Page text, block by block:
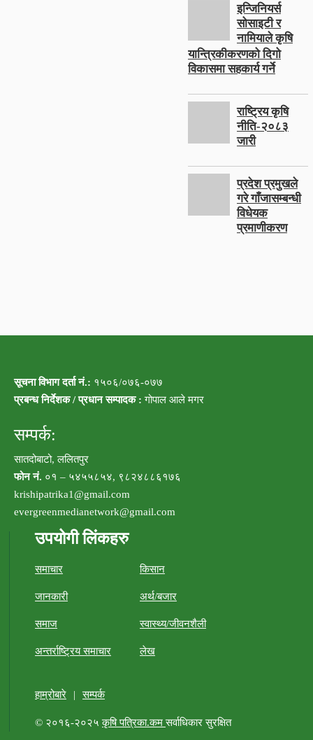
इन्जिनियर्स
सोसाइटी र
नामियाले कृषि
यान्त्रिकीकरणको दिगो
विकासमा सहकार्य गर्ने
राष्ट्रिय कृषि
नीति-२०८३
जारी
प्रदेश प्रमुखले
गरे गाँजासम्बन्धी
विधेयक
प्रमाणीकरण
सूचना विभाग दर्ता नं.: १५०६/०७६-०७७
प्रबन्ध निर्देशक / प्रधान सम्पादक : गोपाल आले मगर
सम्पर्क:
सातदोबाटो, ललितपुर
फोन नं. ०१ – ५४५५८५४, ९८२४८८६१७६
krishipatrika1@gmail.com
evergreenmedianetwork@gmail.com
उपयोगी लिंकहरु
समाचार किसान
जानकारी अर्थ/बजार
समाज स्वास्थ्य/जीवनशैली
अन्तर्राष्ट्रिय समाचार लेख
हाम्रोबारे | सम्पर्क
© २०१६-२०२५कृषि पत्रिका.कमसर्वाधिकार सुरक्षित